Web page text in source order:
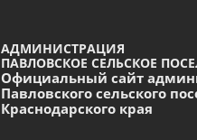
АДМИНИСТРАЦИЯ
ПАВЛОВСКОЕ СЕЛЬСКОЕ
Официальный сайт
Павловского сельского
Краснодарского края